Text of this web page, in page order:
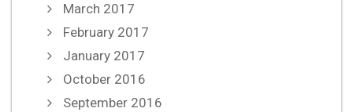
March 2017
February 2017
January 2017
October 2016
September 2016